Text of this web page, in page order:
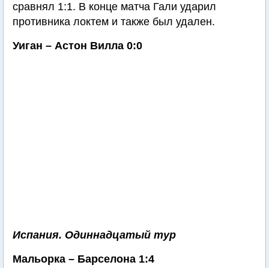
сравнял 1:1. В конце матча Гали ударил
противника локтем и также был удален.
Уиган – Астон Вилла 0:0
Испания. Одиннадцатый тур
Мальорка – Барселона 1:4